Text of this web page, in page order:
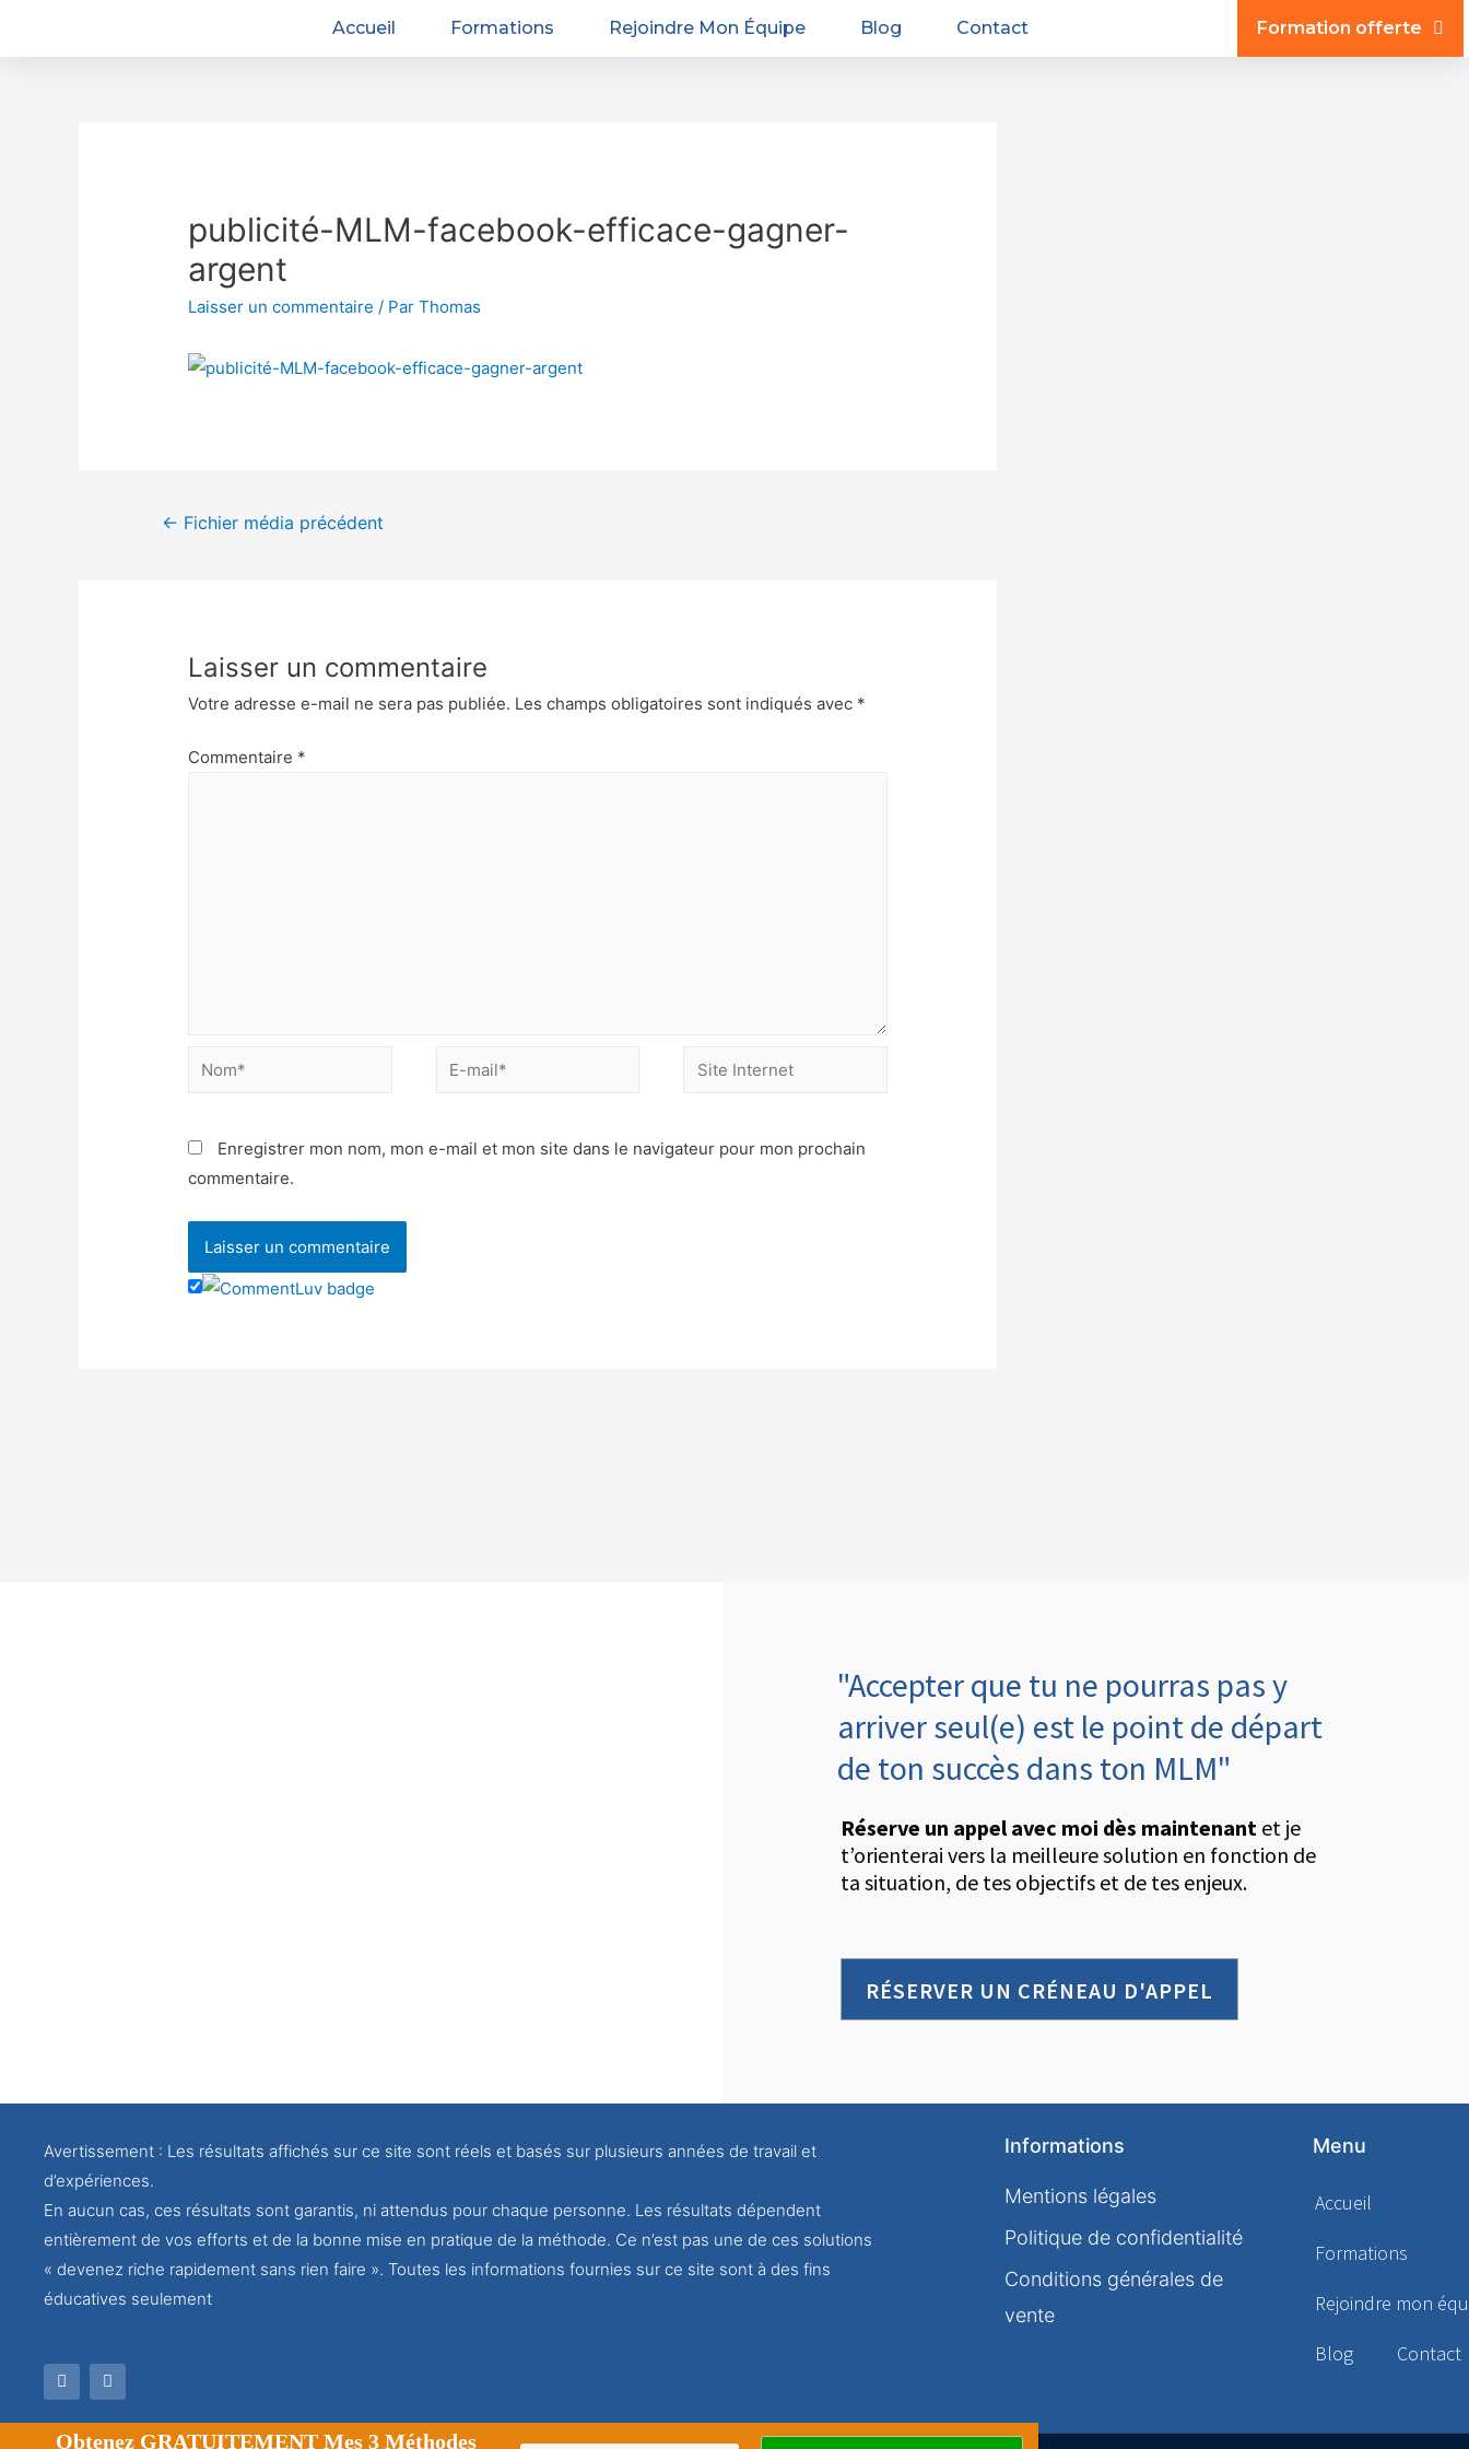
Accueil Formations Rejoindre Mon Équipe Blog Contact Formation offerte
publicité-MLM-facebook-efficace-gagner-
argent
Laisser un commentaire / ParThomas
← Fichier média précédent
Laisser un commentaire
Votre adresse e-mail ne sera pas publiée. Les champs obligatoires sont indiqués avec *
Commentaire *
Enregistrer mon nom, mon e-mail et mon site dans le navigateur pour mon prochain
commentaire.
"Accepter que tu ne pourras pas y
arriver seul(e) est le point de départ
de ton succès dans ton MLM"
Réserve un appel avec moi dès maintenant et je
t’orienterai vers la meilleure solution en fonction de
ta situation, de tes objectifs et de tes enjeux.
RÉSERVER UN CRÉNEAU D'APPEL
Avertissement : Les résultats affichés sur ce site sont réels et basés sur plusieurs années de travail et
d’expériences.
En aucun cas, ces résultats sont garantis, ni attendus pour chaque personne. Les résultats dépendent
entièrement de vos efforts et de la bonne mise en pratique de la méthode. Ce n’est pas une de ces solutions
« devenez riche rapidement sans rien faire ». Toutes les informations fournies sur ce site sont à des fins
éducatives seulement
Informations
Mentions légales
Politique de confidentialité
Conditions générales de
vente
Menu
Accueil
Formations
Rejoindre mon
Blog
Contact
Obtenez GRATUITEMENT Mes 3 Méthodes